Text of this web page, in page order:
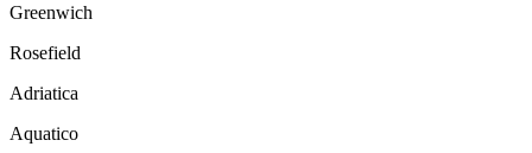
Greenwich
Rosefield
Adriatica
Aquatico